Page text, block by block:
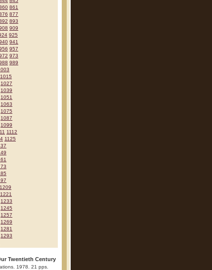
861
877
893
909
925
941
957
973
989
1015
1027
1039
1051
1063
1075
1087
1099
1112
1125
1209
1221
1233
1245
1257
1269
1281
1293
Twentieth Century
1978. 21 pps.